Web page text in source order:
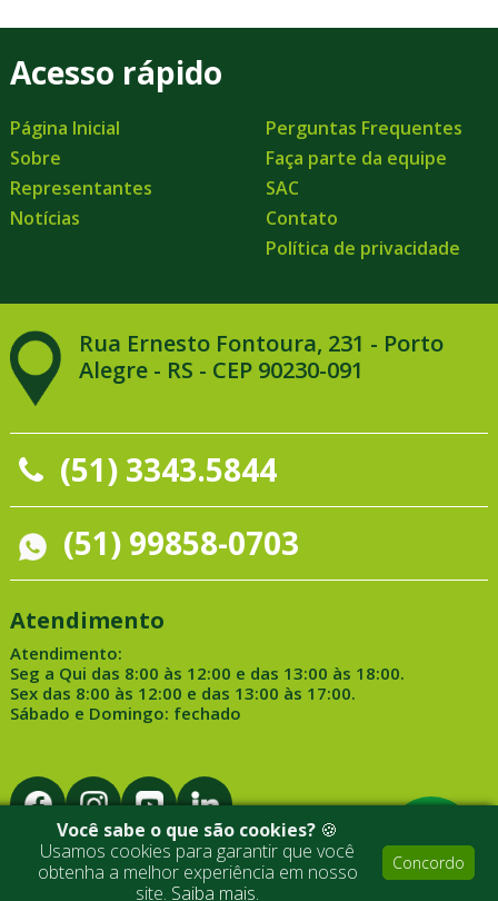
Acesso rápido
Página Inicial
Sobre
Representantes
Notícias
Perguntas Frequentes
Faça parte da equipe
SAC
Contato
Política de privacidade
Rua Ernesto Fontoura, 231 - Porto
Alegre - RS - CEP 90230-091
(51) 3343.5844
(51) 99858-0703
Atendimento
Atendimento:
Seg a Qui das 8:00 às 12:00 e das 13:00 às 18:00.
Sex das 8:00 às 12:00 e das 13:00 às 17:00.
Sábado e Domingo: fechado
Desenvolvido por Medialine
Você sabe o que são cookies? 🍪
Usamos cookies para garantir que você
obtenha a melhor experiência em nosso
site. Saiba mais.
Concordo